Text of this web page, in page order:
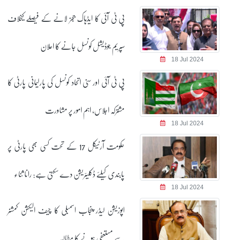
18 Jul 2024
پی ٹی آئی کا ایڈہاک ججز لانے کے فیصلے کیخلاف
سپریم جوڈیشل کونسل جانے کا اعلان
18 Jul 2024
پی ٹی آئی اور سنی اتحاد کونسل کی پارلیمانی پارٹی کا
مشترکہ اجلاس، اہم امور پر مشاورت
18 Jul 2024
حکومت آرٹیکل 17 کے تحت کسی بھی پارٹی پر
پابندی کیلئے ڈکلیئریشن دے سکتی ہے: رانا ثناء
اپوزیشن لیڈر پنجاب اسمبلی کا چیف الیکشن کمشنر